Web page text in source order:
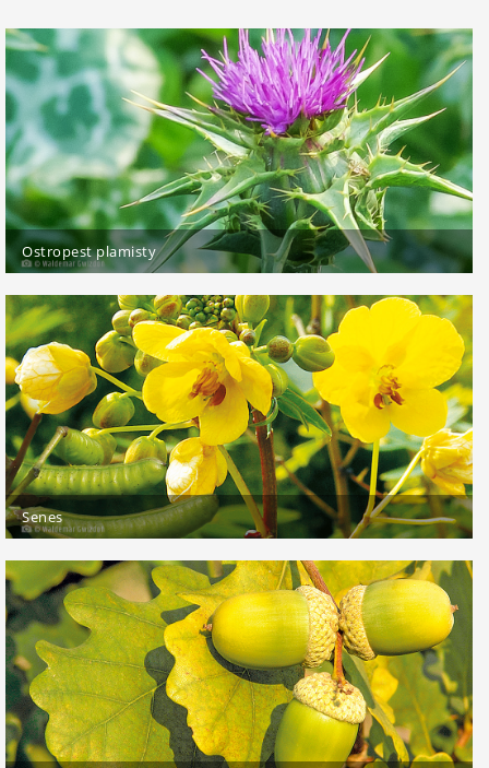
Ostropest plamisty
Senes